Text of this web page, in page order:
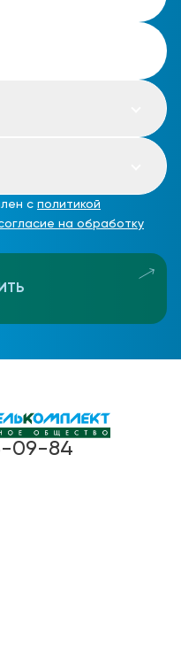
с политикой
на обработку
09-84